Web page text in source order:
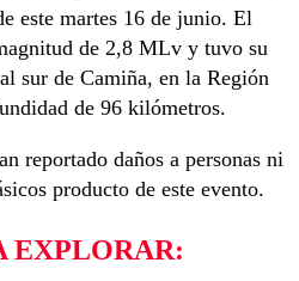
este martes 16 de junio. El
de 2,8 MLv y tuvo su
sur de Camiña, en la Región
de 96 kilómetros.
reportado daños a personas ni
producto de este evento.
EXPLORAR: